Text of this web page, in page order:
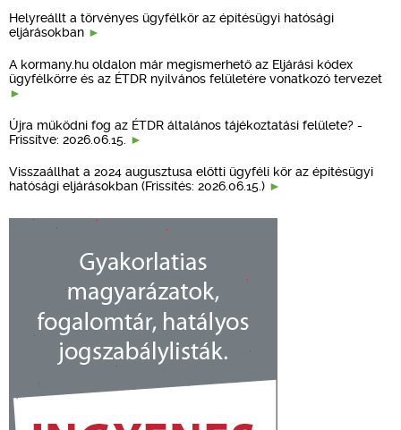
Helyreállt a törvényes ügyfélkör az építésügyi hatósági
eljárásokban
A kormany.hu oldalon már megismerhető az Eljárási kódex
ügyfélkörre és az ÉTDR nyilvános felületére vonatkozó tervezet
Újra működni fog az ÉTDR általános tájékoztatási felülete? -
Frissítve: 2026.06.15.
Visszaállhat a 2024 augusztusa előtti ügyféli kör az építésügyi
hatósági eljárásokban (Frissítés: 2026.06.15.)